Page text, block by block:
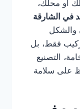
أو محلك،
في الشارقة
والشكل
فقط، بل
التصنيع
على سلامة